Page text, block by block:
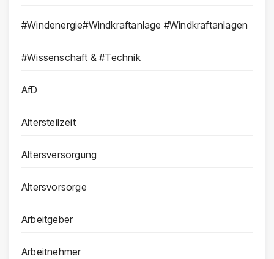
#Windenergie#Windkraftanlage #Windkraftanlagen
#Wissenschaft & #Technik
AfD
Altersteilzeit
Altersversorgung
Altersvorsorge
Arbeitgeber
Arbeitnehmer